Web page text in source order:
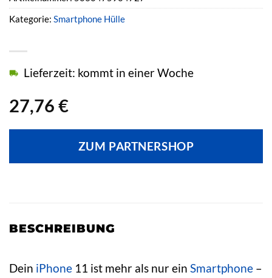
27,76 €
Lieferzeit: kommt in einer Woche
ZUM PARTNERSHOP
Kategorie: Smartphone Hülle
BESCHREIBUNG
Dein iPhone 11 ist mehr als nur ein Smartphone –